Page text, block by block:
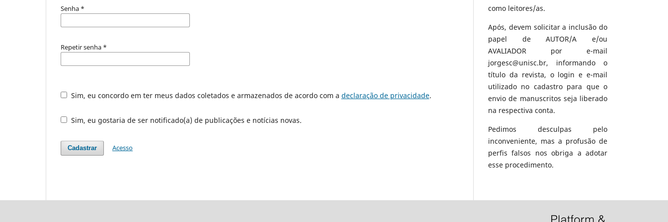
Senha *
Repetir senha *
Sim, eu concordo em ter meus dados coletados e armazenados de acordo com a declaração de privacidade.
Sim, eu gostaria de ser notificado(a) de publicações e notícias novas.
Cadastrar Acesso
como leitores/as.
Após, devem solicitar a inclusão do
papel de AUTOR/A e/ou
AVALIADOR por e-mail
jorgesc@unisc.br, informando o
título da revista, o login e e-mail
utilizado no cadastro para que o
envio de manuscritos seja liberado
na respectiva conta.
Pedimos desculpas pelo
inconveniente, mas a profusão de
perfis falsos nos obriga a adotar
esse procedimento.